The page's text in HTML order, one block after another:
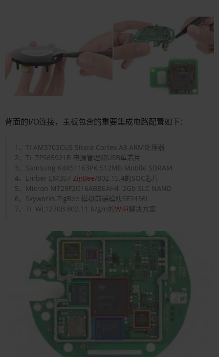
背面的I/O连接，主板包含的重要集成电路配置如下：
1、TI AM3703CUS Sitara Cortex A8 ARM处理器
2、TI TPS65921B 电源管理和USB单芯片
3、Samsung K4X51163PK 512Mb Mobile SDRAM
4、Ember EM357 ZigBee/802.15.4的SOC芯片
5、Micron MT29F2G16ABBEAH4 2Gb SLC NAND
6、Skyworks ZigBee 模拟前端模块SE2436L
7、TI WL1270B 802.11 b/g/n的WiFi解决方案